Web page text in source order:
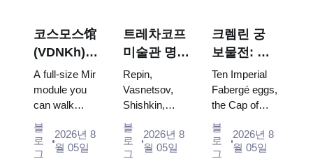
코스모스馆
(VDNKh) :
러시아 최대
우주 전시관
A full-size Mir
module you
can walk
Energia–
Buran model,
블
로
그
2026년 8
월 05일
트레차코프
미술관 명
작: 꼭 봐야
할 그림들을
중심으로 한
방문 계획
Repin,
Vasnetsov,
Shishkin,
and Surikov
— the works
블
로
그
2026년 8
월 05일
크렘린 궁
보물전: 파
베르제 달
걀, 왕좌, 대
관식 예복
Ten Imperial
Fabergé eggs,
the Cap of
the double
throne of two
블
로
그
2026년 8
월 05일